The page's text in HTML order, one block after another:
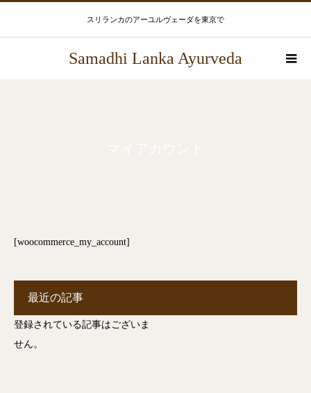
スリランカのアーユルヴェーダを東京で
Samadhi Lanka Ayurveda
[woocommerce_my_account]
最近の記事
登録されている記事はございま
せん。